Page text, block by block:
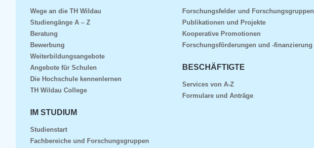
Wege an die TH Wildau
Studiengänge A – Z
Beratung
Bewerbung
Weiterbildungsangebote
Angebote für Schulen
Die Hochschule kennenlernen
TH Wildau College
IM STUDIUM
Studienstart
Fachbereiche und Forschungsgruppen
Forschungsfelder und Forschungsgruppen
Publikationen und Projekte
Kooperative Promotionen
Forschungsförderungen und -finanzierung
BESCHÄFTIGTE
Services von A-Z
Formulare und Anträge